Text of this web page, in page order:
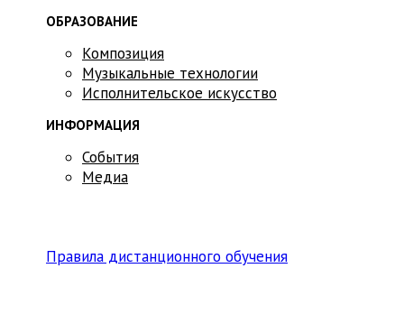
ОБРАЗОВАНИЕ
Композиция
Музыкальные технологии
Исполнительское искусство
ИНФОРМАЦИЯ
События
Медиа
Правила дистанционного обучения